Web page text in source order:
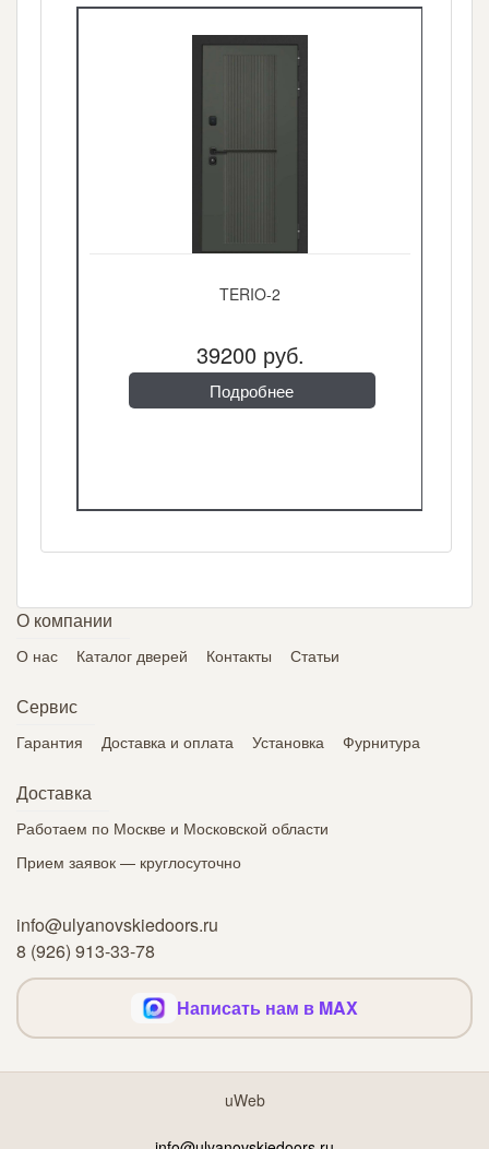
TERIO-2
39200 руб.
Подробнее
О компании
О нас Каталог дверей Контакты Статьи
Сервис
Гарантия Доставка и оплата Установка Фурнитура
Доставка
Работаем по Москве и Московской области
Прием заявок — круглосуточно
info@ulyanovskiedoors.ru
8 (926) 913-33-78
Написать нам в MAX
uWeb